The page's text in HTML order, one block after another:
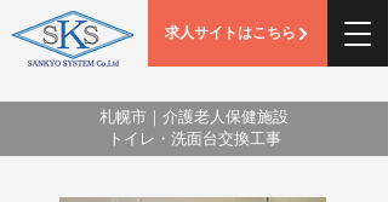
求人サイトはこちら
札幌市｜介護老人保健施設
トイレ・洗面台交換工事